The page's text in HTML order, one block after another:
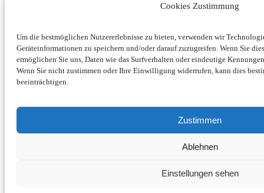
Cookies Zustimmung
Um die bestmöglichen Nutzererlebnisse zu bieten, verwenden wir
Geräteinformationen zu speichern und/oder darauf zuzugreifen. Wenn Sie
ermöglichen Sie uns, Daten wie das Surfverhalten oder eindeutige
Wenn Sie nicht zustimmen oder Ihre Einwilligung widerrufen, kann dies
beeinträchtigen.
Zustimmen
Ablehnen
Einstellungen sehen